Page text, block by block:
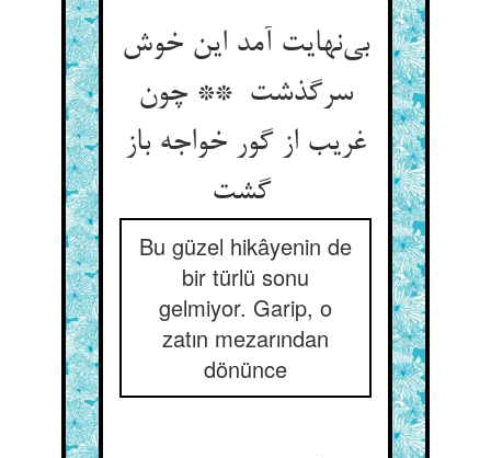
بی‌نهایت آمد این خوش
سرگذشت ** چون
غریب از گور خواجه باز
گشت
Bu güzel hikâyenin de
bir türlü sonu
gelmiyor. Garip, o
zatın mezarından
dönünce